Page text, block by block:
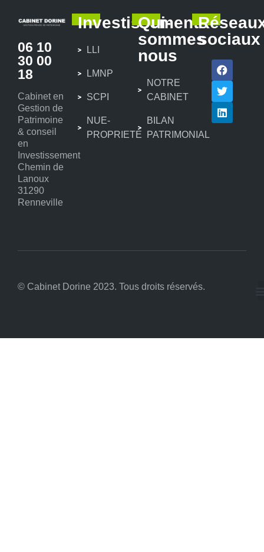
06 10
30 00
18
Cabinet en
Gestion de
Patrimoine
& conseil
en
Investissement
Chemin de
Lanoux
31290
Renneville
Investissements
LLI
LMNP
SCPI
NUE-
PROPRIETE
Qui-
sommes
nous
NOTRE
CABINET
BILAN
PATRIMONIAL
sociaux
© Cabinet Dorine 2023. Tous droits réservés.